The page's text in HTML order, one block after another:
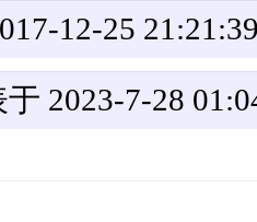
12-25
2023-7-28